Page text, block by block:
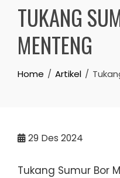
TUKANG
MENTENG
Home Artikel
29 Des 2024
Tukang Sumur Bor